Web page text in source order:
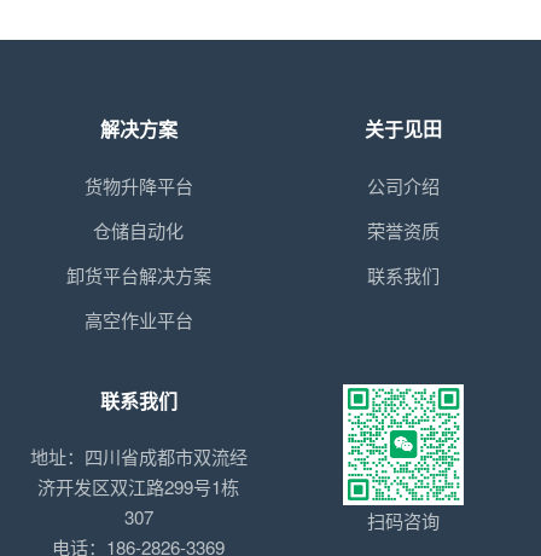
解决方案
货物升降平台
仓储自动化
卸货平台解决方案
高空作业平台
关于见田
公司介绍
荣誉资质
联系我们
联系我们
地址：四川省成都市双流经
济开发区双江路299号1栋
307
电话：186-2826-3369
扫码咨询